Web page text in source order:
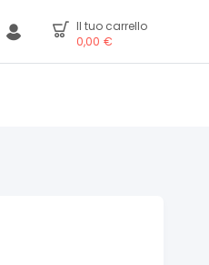
Il tuo carrello
0,00 €